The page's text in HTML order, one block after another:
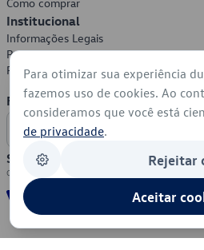
Institucional
Informações Legais
Política de Privacidade
Política de Cookies
Formas de Pagamento
Segurança
Para otimizar sua experiência
fazemos uso de cookies. Ao
consideramos que você está
de privacidade.
Rejeitar
Aceitar